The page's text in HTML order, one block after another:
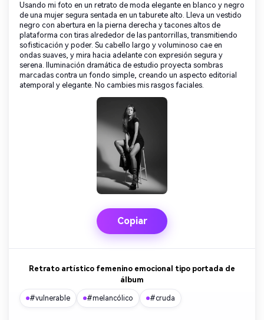
Usando mi foto en un retrato de moda elegante en blanco y negro
de una mujer segura sentada en un taburete alto. Lleva un vestido
negro con abertura en la pierna derecha y tacones altos de
plataforma con tiras alrededor de las pantorrillas, transmitiendo
sofisticación y poder. Su cabello largo y voluminoso cae en
ondas suaves, y mira hacia adelante con expresión segura y
serena. Iluminación dramática de estudio proyecta sombras
marcadas contra un fondo simple, creando un aspecto editorial
atemporal y elegante. No cambies mis rasgos faciales.
Copiar
Retrato artístico femenino emocional tipo portada de
álbum
#vulnerable #melancólico #cruda